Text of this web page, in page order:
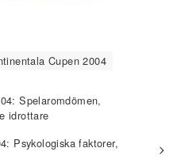
Cupen 2004
Spelaromdömen,
idrottare
Psykologiska faktorer,